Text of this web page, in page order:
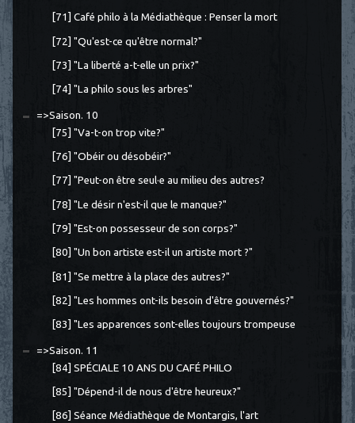
[71] Café philo à la Médiathèque : Penser la mort
[72] "Qu'est-ce qu'être normal?"
[73] "La liberté a-t-elle un prix?"
[74] "La philo sous les arbres"
=>Saison. 10
[75] "Va-t-on trop vite?"
[76] "Obéir ou désobéir?"
[77] "Peut-on être seul·e au milieu des autres?
[78] "Le désir n'est-il que le manque?"
[79] "Est-on possesseur de son corps?"
[80] "Un bon artiste est-il un artiste mort ?"
[81] "Se mettre à la place des autres?"
[82] "Les hommes ont-ils besoin d'être gouvernés?"
[83] "Les apparences sont-elles toujours trompeuse
=>Saison. 11
[84] SPÉCIALE 10 ANS DU CAFÉ PHILO
[85] "Dépend-il de nous d'être heureux?"
[86] Séance Médiathèque de Montargis, l'art